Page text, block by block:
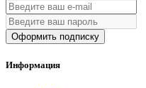
Оформить подписку
Информация